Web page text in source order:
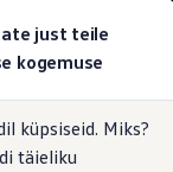
just teile
kogemuse
küpsiseid. Miks?
täieliku
valmis